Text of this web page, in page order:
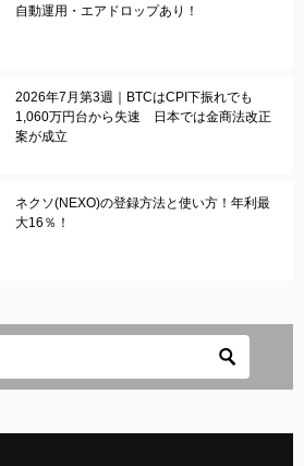
自動運用・エアドロップあり！
2026年7月第3週｜BTCはCPI下振れでも
1,060万円台から失速 日本では金商法改正
案が成立
ネクソ(NEXO)の登録方法と使い方！年利最
大16％！